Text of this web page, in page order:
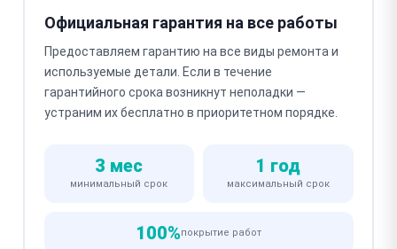
Официальная гарантия на все работы
Предоставляем гарантию на все виды ремонта и
используемые детали. Если в течение
гарантийного срока возникнут неполадки —
устраним их бесплатно в приоритетном порядке.
3 мес
минимальный срок
1 год
максимальный срок
100%покрытие работ